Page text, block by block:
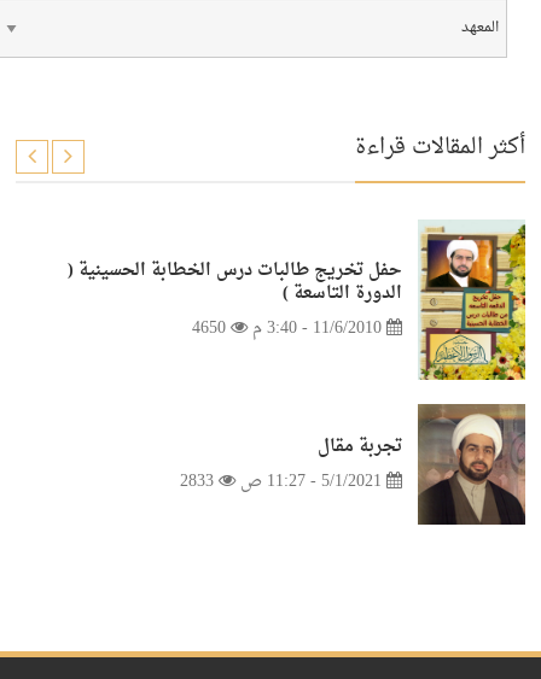
أكثر المقالات قراءة
حفل تخريج طالبات درس الخطابة الحسينية (
الدورة التاسعة )
11/6/2010 - 3:40 م
4650
تجربة مقال
2833